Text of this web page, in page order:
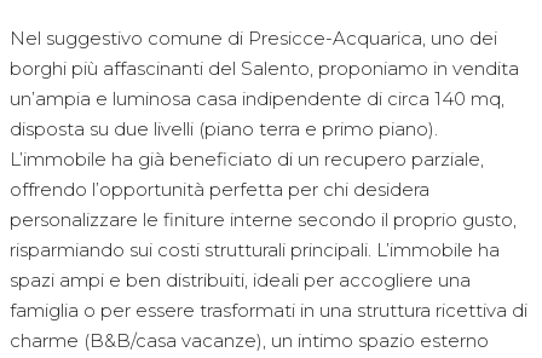
Nel suggestivo comune di Presicce-Acquarica, uno dei
borghi più affascinanti del Salento, proponiamo in vendita
un’ampia e luminosa casa indipendente di circa 140 mq,
disposta su due livelli (piano terra e primo piano).
L’immobile ha già beneficiato di un recupero parziale,
offrendo l’opportunità perfetta per chi desidera
personalizzare le finiture interne secondo il proprio gusto,
risparmiando sui costi strutturali principali. L’immobile ha
spazi ampi e ben distribuiti, ideali per accogliere una
famiglia o per essere trasformati in una struttura ricettiva di
charme (B&B/casa vacanze), un intimo spazio esterno